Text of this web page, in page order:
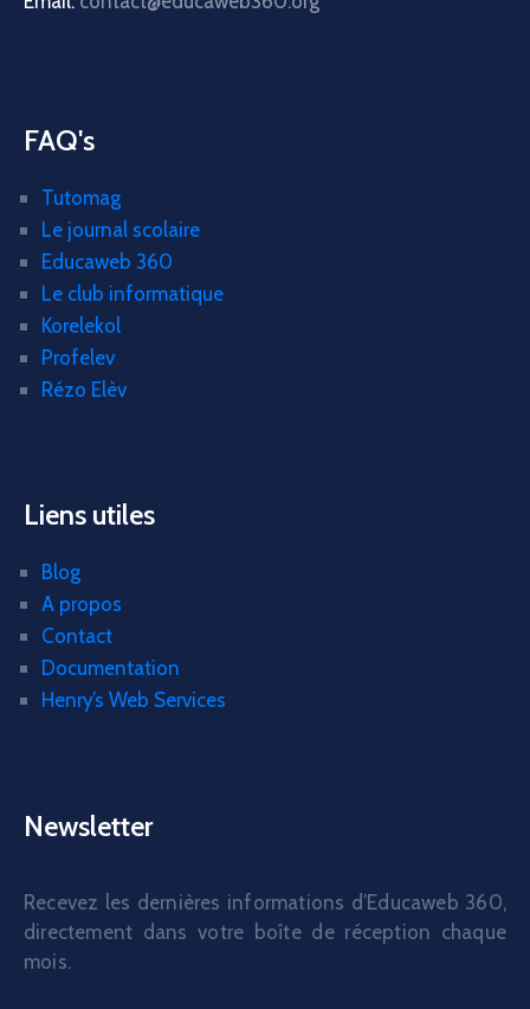
FAQ's
Tutomag
Le journal scolaire
Educaweb 360
Le club informatique
Korelekol
Profelev
Rézo Elèv
Liens utiles
Blog
A propos
Contact
Documentation
Henry’s Web Services
Newsletter
Recevez les dernières informations d’Educaweb 360,
directement dans votre boîte de réception chaque
mois.